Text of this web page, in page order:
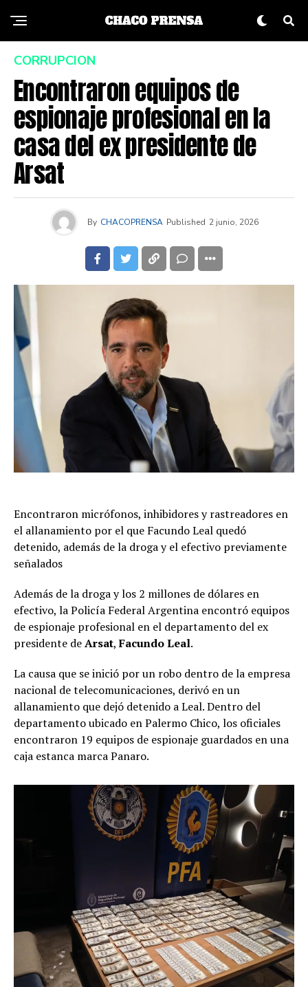
CORRUPCION
Encontraron equipos de
espionaje profesional en la
casa del ex presidente de
Arsat
By CHACOPRENSA Published 2 junio, 2026
Encontraron micrófonos, inhibidores y rastreadores en
el allanamiento por el que Facundo Leal quedó
detenido, además de la droga y el efectivo previamente
señalados
Además de la droga y los 2 millones de dólares en
efectivo, la Policía Federal Argentina encontró equipos
de espionaje profesional en el departamento del ex
presidente deArsat,Facundo Leal.
La causa que se inició por un robo dentro de la empresa
nacional de telecomunicaciones, derivó en un
allanamiento que dejó detenido a Leal. Dentro del
departamento ubicado en Palermo Chico, los oficiales
encontraron 19 equipos de espionaje guardados en una
caja estanca marca Panaro.